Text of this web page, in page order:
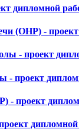
дипломной
(ОНР) -
- проект
- проект
- проект